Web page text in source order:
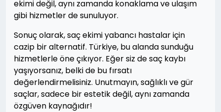
ekimi değil, aynı zamanda konaklama ve ulaşım
gibi hizmetler de sunuluyor.
Sonuç olarak, saç ekimi yabancı hastalar için
cazip bir alternatif. Türkiye, bu alanda sunduğu
hizmetlerle öne çıkıyor. Eğer siz de saç kaybı
yaşıyorsanız, belki de bu fırsatı
değerlendirmelisiniz. Unutmayın, sağlıklı ve gür
saçlar, sadece bir estetik değil, aynı zamanda
özgüven kaynağıdır!